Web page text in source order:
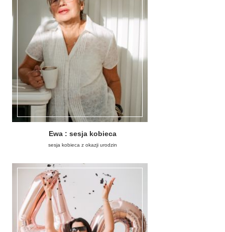
Ewa : sesja kobieca
sesja kobieca z okazji urodzin